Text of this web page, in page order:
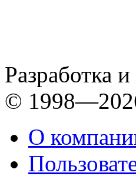
Разработка
©
О